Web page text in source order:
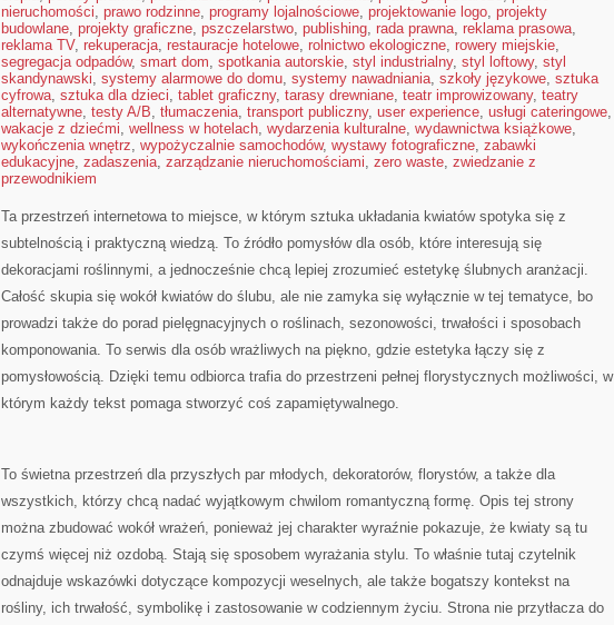
nieruchomości, prawo rodzinne, programy lojalnościowe, projektowanie logo, projekty
budowlane, projekty graficzne, pszczelarstwo, publishing, rada prawna, reklama prasowa,
reklama TV, rekuperacja, restauracje hotelowe, rolnictwo ekologiczne, rowery miejskie,
segregacja odpadów, smart dom, spotkania autorskie, styl industrialny, styl loftowy, styl
skandynawski, systemy alarmowe do domu, systemy nawadniania, szkoły językowe, sztuka
cyfrowa, sztuka dla dzieci, tablet graficzny, tarasy drewniane, teatr improwizowany, teatry
alternatywne, testy A/B, tłumaczenia, transport publiczny, user experience, usługi cateringowe,
wakacje z dziećmi, wellness w hotelach, wydarzenia kulturalne, wydawnictwa książkowe,
wykończenia wnętrz, wypożyczalnie samochodów, wystawy fotograficzne, zabawki
edukacyjne, zadaszenia, zarządzanie nieruchomościami, zero waste, zwiedzanie z
przewodnikiem
Ta przestrzeń internetowa to miejsce, w którym sztuka układania kwiatów spotyka się z
subtelnością i praktyczną wiedzą. To źródło pomysłów dla osób, które interesują się
dekoracjami roślinnymi, a jednocześnie chcą lepiej zrozumieć estetykę ślubnych aranżacji.
Całość skupia się wokół kwiatów do ślubu, ale nie zamyka się wyłącznie w tej tematyce, bo
prowadzi także do porad pielęgnacyjnych o roślinach, sezonowości, trwałości i sposobach
komponowania. To serwis dla osób wrażliwych na piękno, gdzie estetyka łączy się z
pomysłowością. Dzięki temu odbiorca trafia do przestrzeni pełnej florystycznych możliwości, w
którym każdy tekst pomaga stworzyć coś zapamiętywalnego.
To świetna przestrzeń dla przyszłych par młodych, dekoratorów, florystów, a także dla
wszystkich, którzy chcą nadać wyjątkowym chwilom romantyczną formę. Opis tej strony
można zbudować wokół wrażeń, ponieważ jej charakter wyraźnie pokazuje, że kwiaty są tu
czymś więcej niż ozdobą. Stają się sposobem wyrażania stylu. To właśnie tutaj czytelnik
odnajduje wskazówki dotyczące kompozycji weselnych, ale także bogatszy kontekst na
rośliny, ich trwałość, symbolikę i zastosowanie w codziennym życiu. Strona nie przytłacza do